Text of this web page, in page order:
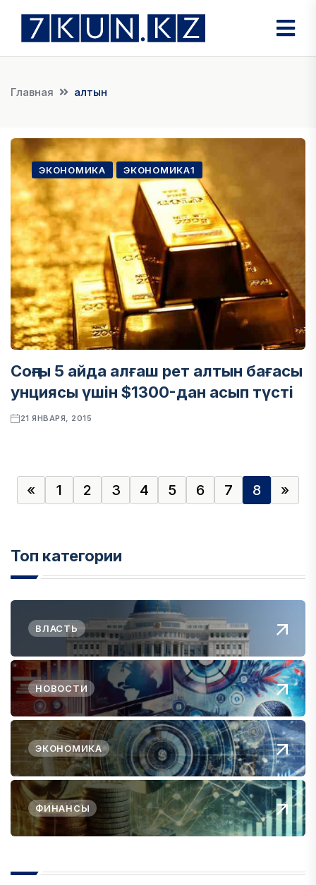
Главная алтын
ЭКОНОМИКА ЭКОНОМИКА1
Соңғы 5 айда алғаш рет алтын бағасы
унциясы үшін $1300-дан асып түсті
21 ЯНВАРЯ, 2015
« 1 2 3 4 5 6 7 8 »
Топ категории
ВЛАСТЬ
НОВОСТИ
ЭКОНОМИКА
ФИНАНСЫ